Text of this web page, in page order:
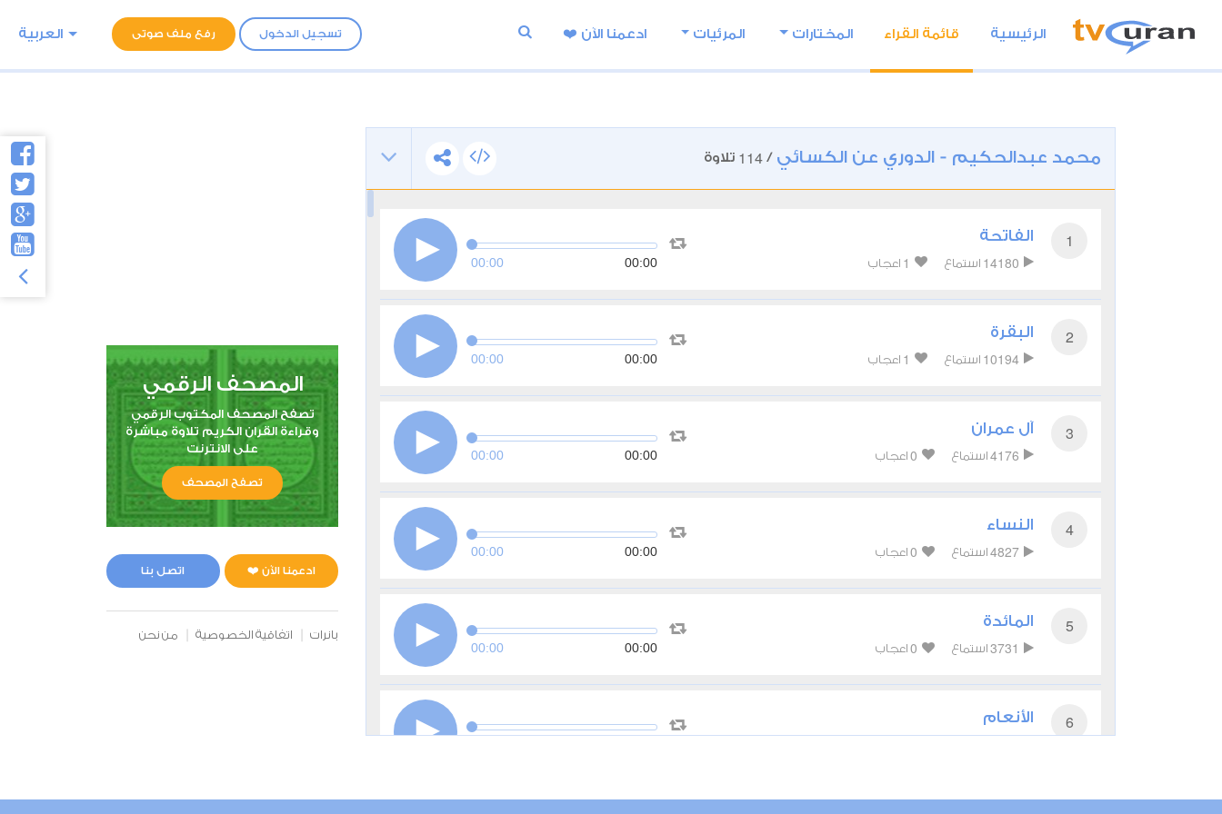
تسجيل الدخول رفع ملف صوتى العربية الرئيسية قائمة القراء المختارات المرئيات ادعمنا اﻵن ❤️
محمد عبدالحكيم - الدوري عن الكسائي /
114 تلاوة
1 الفاتحة
14180 استماع 1 اعجاب 00:00 00:00
2 البقرة
10194 استماع 1 اعجاب 00:00 00:00
3 آل عمران
4176 استماع 0 اعجاب 00:00 00:00
4 النساء
4827 استماع 0 اعجاب 00:00 00:00
5 المائدة
3731 استماع 0 اعجاب 00:00 00:00
6 الأنعام
المصحف الرقمي
تصفح المصحف المكتوب الرقمي
وقراءة القران الكريم تلاوة مباشرة
على الانترنت
تصفح المصحف
ادعمنا الآن ❤️ اتصل بنا
بانرات اتفاقية الخصوصية من نحن